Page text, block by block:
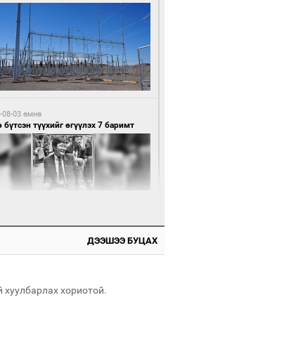
өмнө өмнө
хэмнэлтийн горимд эрүүл
салбар хамаарахгүй
ил тод болгоно
08-03 өмнө
түүхийг өгүүлэх 7 баримт
Ял авсан мань луйварчин
ДЭЭШЭЭ БУЦАХ
хориотой.